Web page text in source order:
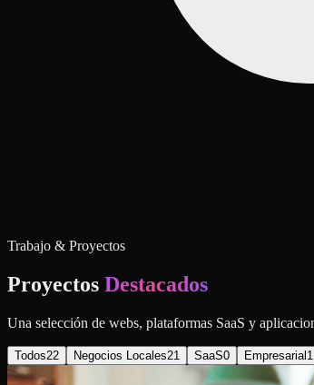
Trabajo & Proyectos
Proyectos Destacados
Una selección de webs, plataformas SaaS y
Todos22 Negocios Locales21 SaaS0 Empresarial 1